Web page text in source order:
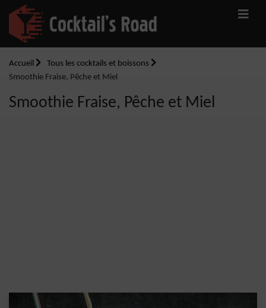
Accueil
Tous les cocktails et boissons
Smoothie Fraise, Pêche et Miel
Smoothie Fraise, Pêche et Miel